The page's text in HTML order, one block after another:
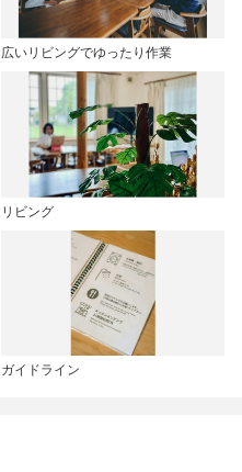
広いリビングでゆったり作業
リビング
ガイドライン